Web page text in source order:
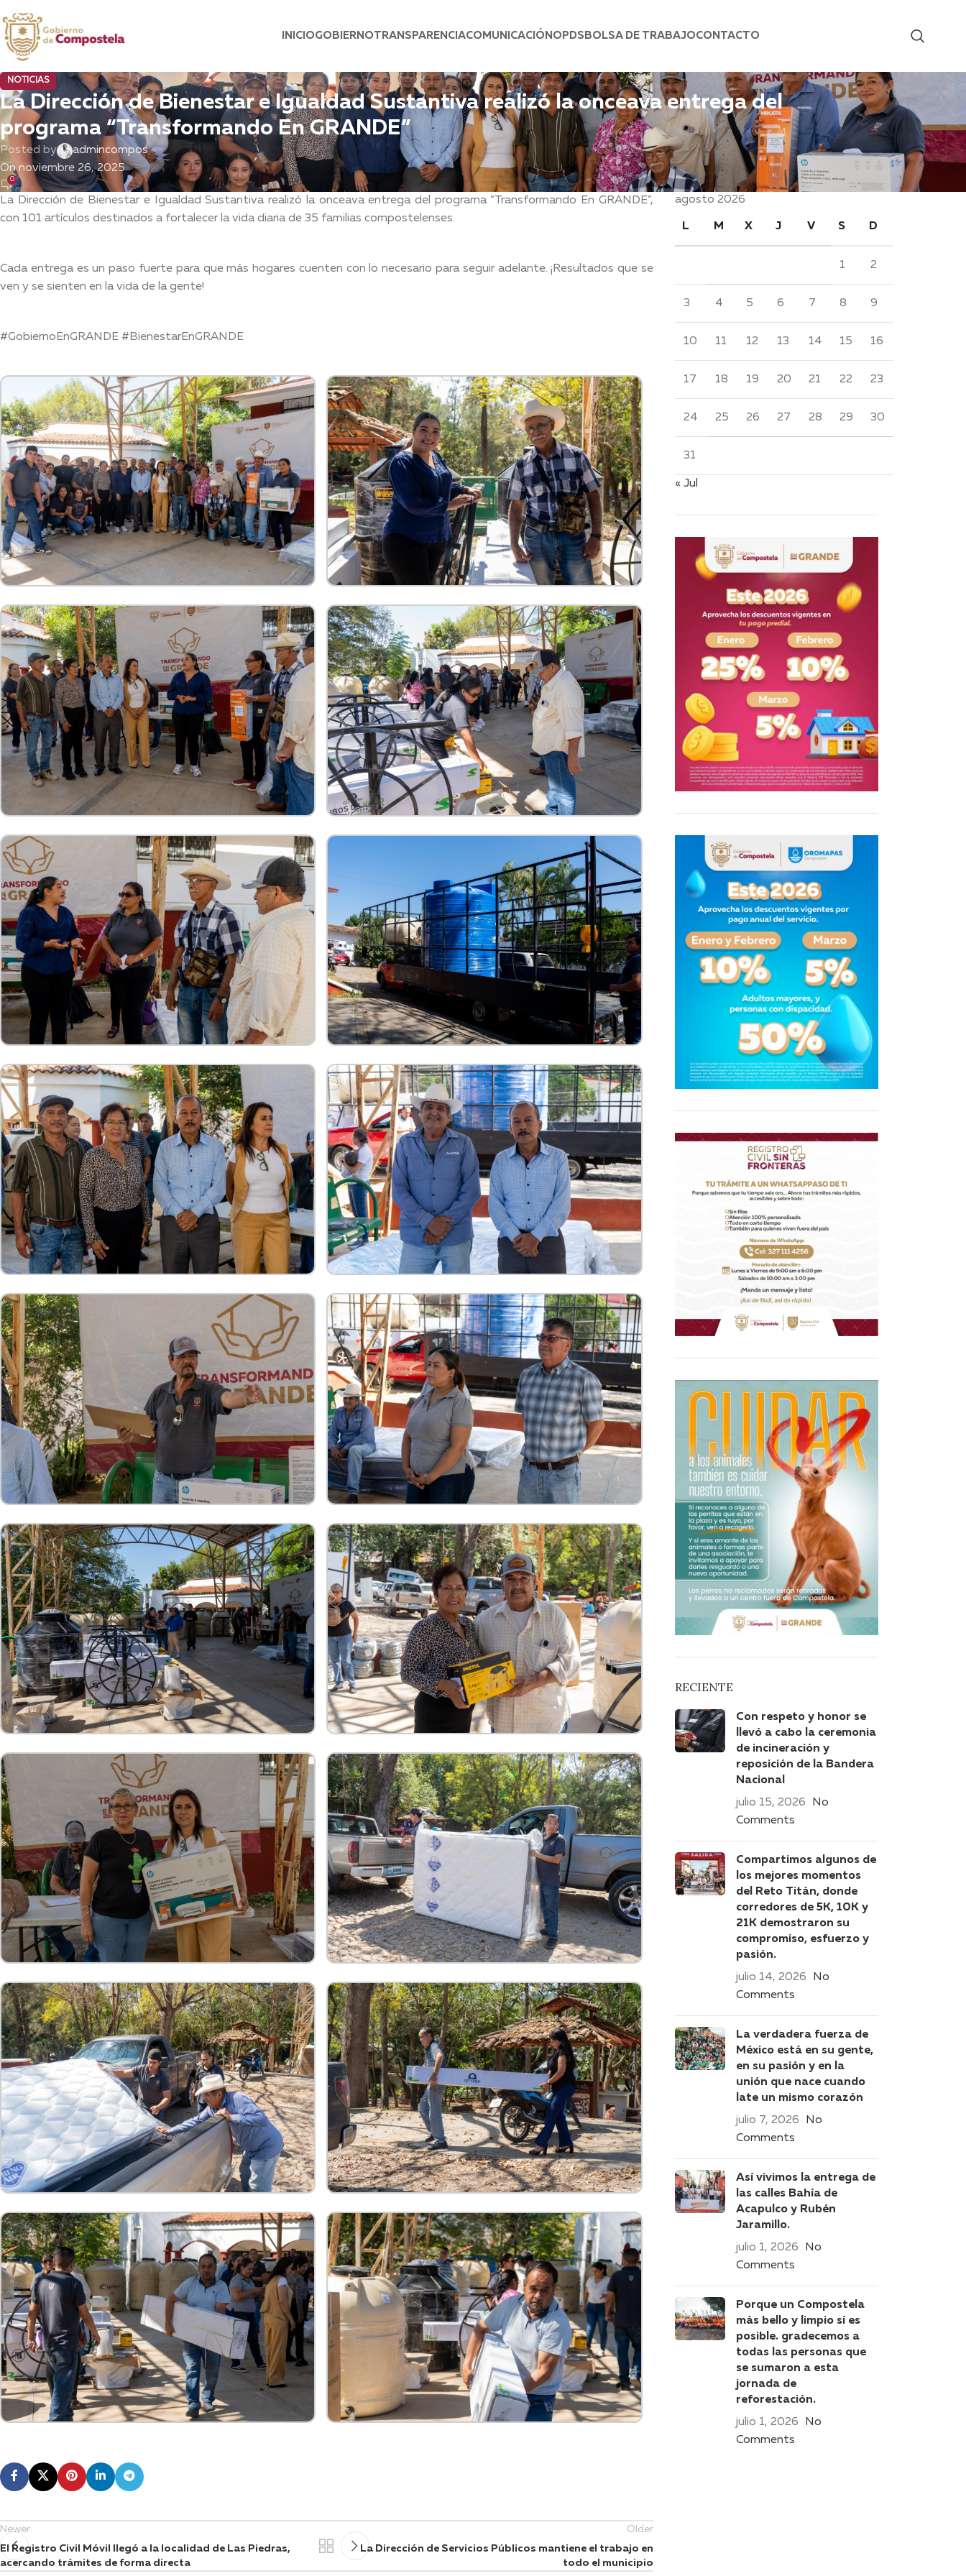
INICIOGOBIERNOTRANSPARENCIACOMUNICACIÓN OPDS BOLSA DE TRABAJOCONTACTO
NOTICIAS
La Dirección de Bienestar e Igualdad Sustantiva realizó la onceava entrega del
programa “Transformando En GRANDE”
Posted by
admincompos
On noviembre 26, 2025
0
La Dirección de Bienestar e Igualdad Sustantiva realizó la onceava entrega del programa “Transformando En GRANDE”,
con 101 artículos destinados a fortalecer la vida diaria de 35 familias compostelenses.
Cada entrega es un paso fuerte para que más hogares cuenten con lo necesario para seguir adelante. ¡Resultados que se
ven y se sienten en la vida de la gente!
#GobiernoEnGRANDE #BienestarEnGRANDE
Newer
El Registro Civil Móvil llegó a la localidad de Las Piedras,
acercando trámites de forma directa
Older
La Dirección de Servicios Públicos mantiene el trabajo en
todo el municipio
agosto 2026
L M X J V S D
1 2
3 4 5 6 7 8 9
10 11 12 13 14 15 16
17 18 19 20 21 22 23
24 25 26 27 28 29 30
31
« Jul
RECIENTE
Con respeto y honor se
llevó a cabo la ceremonia
de incineración y
reposición de la Bandera
Nacional
julio 15, 2026
No
Comments
Compartimos algunos de
los mejores momentos
del Reto Titán, donde
corredores de 5K, 10K y
21K demostraron su
compromiso, esfuerzo y
pasión.
julio 14, 2026
No
Comments
La verdadera fuerza de
México está en su gente,
en su pasión y en la
unión que nace cuando
late un mismo corazón
julio 7, 2026
No
Comments
Así vivimos la entrega de
las calles Bahía de
Acapulco y Rubén
Jaramillo.
julio 1, 2026
No
Comments
Porque un Compostela
más bello y limpio sí es
posible. gradecemos a
todas las personas que
se sumaron a esta
jornada de
reforestación.
julio 1, 2026
No
Comments